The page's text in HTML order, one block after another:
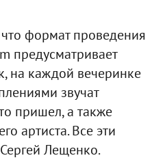
формат проведения
предусматривает
на каждой вечеринке
звучат
пришел, а также
артиста. Все эти
Лещенко.